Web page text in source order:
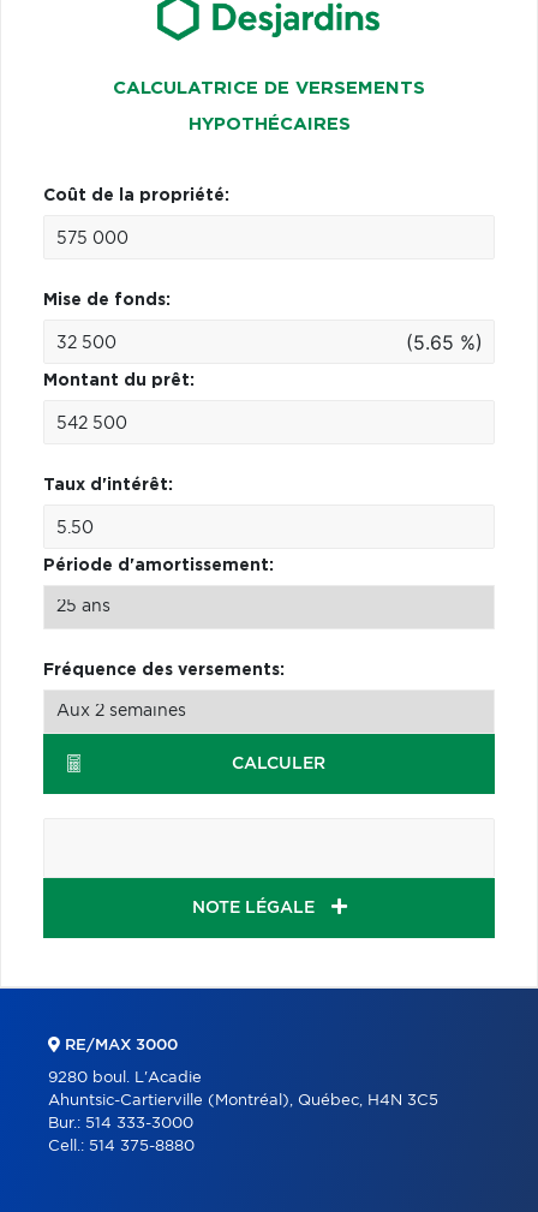
CALCULATRICE DE VERSEMENTS
HYPOTHÉCAIRES
Coût de la propriété:
Mise de fonds:
(5.65 %)
Montant du prêt:
Taux d'intérêt:
Période d'amortissement:
Fréquence des versements:
CALCULER
NOTE LÉGALE
RE/MAX 3000
9280 boul. L'Acadie
Ahuntsic-Cartierville (Montréal), Québec, H4N 3C5
Bur.: 514 333-3000
Cell.: 514 375-8880